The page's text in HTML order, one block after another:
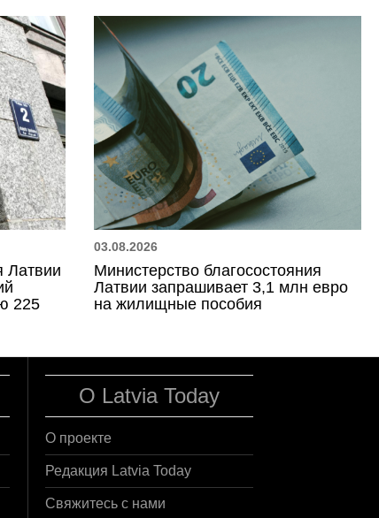
Латвии
225
03.08.2026
Министерство благосостояния
Латвии запрашивает 3,1 млн евро
на жилищные пособия
О Latvia Today
О проекте
Редакция Latvia Today
Свяжитесь с нами